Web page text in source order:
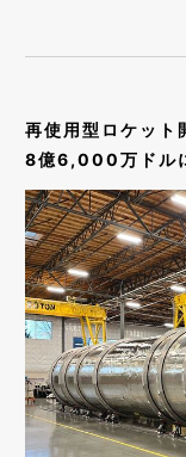
再使用型ロケッ
8億6,000万ドル